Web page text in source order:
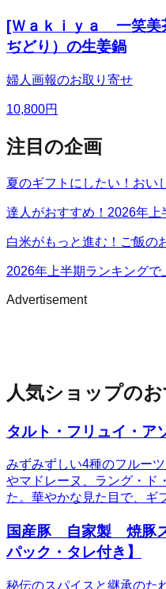
[Ｗａｋｉｙａ 一笑美
ぢどり）の生姜鍋
婦人画報のお取り寄せ
10,800円
注目の企画
夏のギフトにしたい！おい
達人がおすすめ！2026年
白米がもっと進む！ご飯の
2026年上半期ランキング
Advertisement
人気ショップの
タルト・フリュイ・ア
みずみずしい4種のフルー
やマドレーヌ、ラング・ド
た。華やかな見た目で、ギ
国産豚 自家製 焼豚
パック・タレ付き】
秘伝のスパイスと継承のた